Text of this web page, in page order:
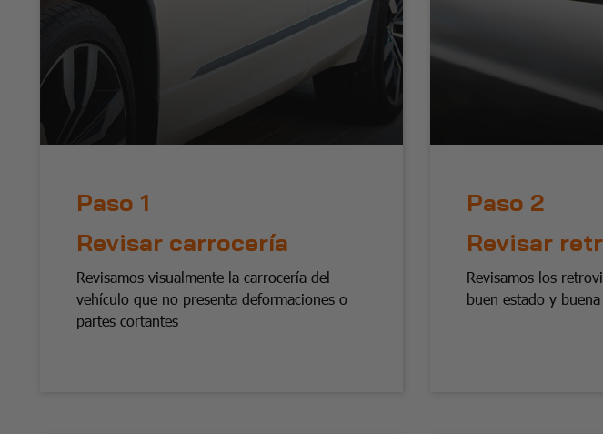
Paso 1
Revisar carrocería
Revisamos visualmente la carrocería del
vehículo que no presenta deformaciones o
partes cortantes
Paso 2
Revisar
Revisamos los
buen estado y